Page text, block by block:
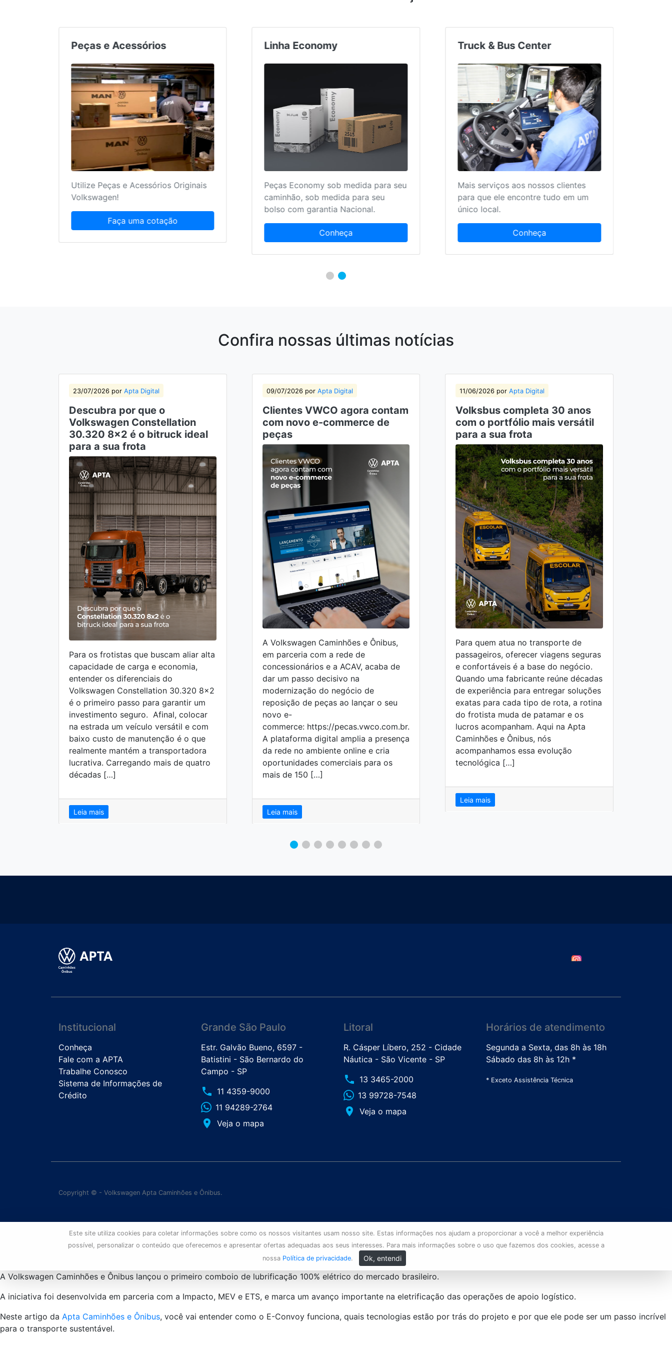
de Serviços
sabemos o quanto um serviço
feito pode ajudar no seu frete!
Peças e Acessórios
Utilize Peças e Acessórios Originais
Peças Economy sob medida para seu
caminhão, sob medida para seu
bolso com garantia Nacional.
Mais serviços aos nossos
para que ele encontre
Confira nossas últimas notícias
23/07/2026 por Apta Digital
Descubra por que o
Volkswagen Constellation
30.320 8×2 é o bitruck ideal
para a sua frota
Para os frotistas que buscam aliar alta
capacidade de carga e economia,
entender os diferenciais do
Volkswagen Constellation 30.320 8×2
é o primeiro passo para garantir um
investimento seguro. Afinal, colocar
na estrada um veículo versátil e com
baixo custo de manutenção é o que
realmente mantém a transportadora
lucrativa. Carregando mais de quatro
décadas […]
Leia mais
09/07/2026 por Apta Digital
Clientes VWCO agora contam
com novo e-commerce de
peças
A Volkswagen Caminhões e Ônibus,
em parceria com a rede de
concessionários e a ACAV, acaba de
dar um passo decisivo na
modernização do negócio de
reposição de peças ao lançar o seu
novo e-
commerce: https://pecas.vwco.com.br.
A plataforma digital amplia a presença
da rede no ambiente online e cria
oportunidades comerciais para os
mais de 150 […]
Leia mais
11/06/2026 porApta Digital
Volksbus completa 30 anos
com o portfólio mais versátil
para a sua frota
Para quem atua no transporte de
passageiros, oferecer viagens seguras
e confortáveis é a base do negócio.
Quando uma fabricante reúne décadas
de experiência para entregar soluções
exatas para cada tipo de rota, a rotina
do frotista muda de patamar e os
lucros acompanham. Aqui na Apta
Caminhões e Ônibus, nós
acompanhamos essa evolução
tecnológica […]
Leia mais
Institucional
Conheça
Fale com a APTA
Trabalhe Conosco
Sistema de Informações de
Crédito
Grande São Paulo
Estr. Galvão Bueno, 6597 -
Batistini - São Bernardo do
Campo - SP
phone 11 4359-9000
11 94289-2764
place Veja o mapa
Litoral
R. Cásper Líbero, 252 - Cidade
Náutica - São Vicente - SP
phone 13 3465-2000
13 99728-7548
place Veja o mapa
Horários de atendimento
Segunda a Sexta, das 8h às 18h
Sábado das 8h às 12h *
* Exceto Assistência Técnica
Copyright © - Volkswagen Apta Caminhões e Ônibus.
Este site utiliza cookies para coletar informações sobre como os nossos visitantes usam nosso site. Estas informações nos ajudam a proporcionar a você a melhor experiência
possível, personalizar o conteúdo que oferecemos e apresentar ofertas adequadas aos seus interesses. Para mais informações sobre o uso que fazemos dos cookies, acesse a
nossa Política de privacidade. Ok, entendi
A Volkswagen Caminhões e Ônibus lançou o primeiro comboio de lubrificação 100% elétrico do mercado brasileiro.
A iniciativa foi desenvolvida em parceria com a Impacto, MEV e ETS, e marca um avanço importante na eletrificação das operações de apoio logístico.
Neste artigo da Apta Caminhões e Ônibus, você vai entender como o E-Convoy funciona, quais tecnologias estão por trás do projeto e por que ele pode ser um passo incrível
para o transporte sustentável.